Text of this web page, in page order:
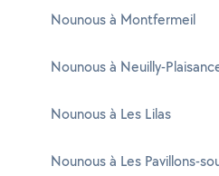
Nounous à Montfermeil
Nounous à Neuilly-
Nounous à Les Lilas
Nounous à Les Pavillons-